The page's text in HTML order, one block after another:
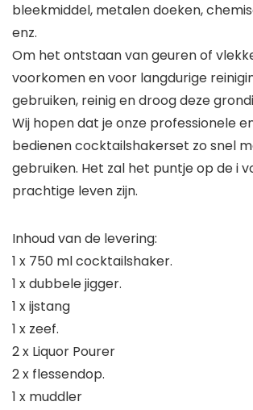
bleekmiddel, metalen doeken,
enz.
Om het ontstaan van geuren of
voorkomen en voor langdurige
gebruiken, reinig en droog deze
Wij hopen dat je onze professionele
bedienen cocktailshakerset zo snel
gebruiken. Het zal het puntje op de i
prachtige leven zijn.
Inhoud van de levering:
1 x 750 ml cocktailshaker.
1 x dubbele jigger.
1 x ijstang
1 x zeef.
2 x Liquor Pourer
2 x flessendop.
1 x muddler